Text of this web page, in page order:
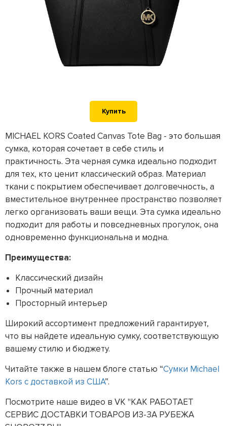
Купить
MICHAEL KORS Coated Canvas Tote Bag - это большая
сумка, которая сочетает в себе стиль и
практичность. Эта черная сумка идеально подходит
для тех, кто ценит классический образ. Материал
ткани с покрытием обеспечивает долговечность, а
вместительное внутреннее пространство позволяет
легко организовать ваши вещи. Эта сумка идеально
подходит для работы и повседневных прогулок, она
одновременно функциональна и модна.
Преимущества:
Классический дизайн
Прочный материал
Просторный интерьер
Широкий ассортимент предложений гарантирует,
что вы найдете идеальную сумку, соответствующую
вашему стилю и бюджету.
Читайте также в нашем блоге статью “Сумки Michael
Kors с доставкой из США”.
Посмотрите наше видео в VK "КАК РАБОТАЕТ
СЕРВИС ДОСТАВКИ ТОВАРОВ ИЗ-ЗА РУБЕЖА